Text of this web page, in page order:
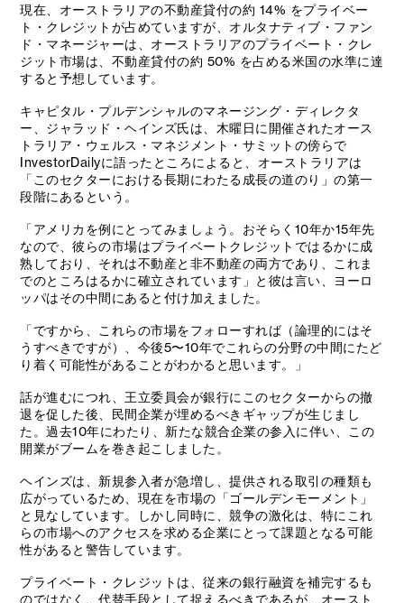
現在、オーストラリアの不動産貸付の約 14% をプライベー
ト・クレジットが占めていますが、オルタナティブ・ファン
ド・マネージャーは、オーストラリアのプライベート・クレ
ジット市場は、不動産貸付の約 50% を占める米国の水準に達
すると予想しています。
キャピタル・プルデンシャルのマネージング・ディレクタ
ー、ジャラッド・ヘインズ氏は、木曜日に開催されたオース
トラリア・ウェルス・マネジメント・サミットの傍らで
InvestorDailyに語ったところによると、オーストラリアは
「このセクターにおける長期にわたる成長の道のり」の第一
段階にあるという。
「アメリカを例にとってみましょう。おそらく10年か15年先
なので、彼らの市場はプライベートクレジットではるかに成
熟しており、それは不動産と非不動産の両方であり、これま
でのところはるかに確立されています」と彼は言い、ヨーロ
ッパはその中間にあると付け加えました。
「ですから、これらの市場をフォローすれば（論理的にはそ
うすべきですが）、今後5〜10年でこれらの分野の中間にたど
り着く可能性があることがわかると思います。」
話が進むにつれ、王立委員会が銀行にこのセクターからの撤
退を促した後、民間企業が埋めるべきギャップが生じまし
た。過去10年にわたり、新たな競合企業の参入に伴い、この
開業がブームを巻き起こしました。
ヘインズは、新規参入者が急増し、提供される取引の種類も
広がっているため、現在を市場の「ゴールデンモーメント」
と見なしています。しかし同時に、競争の激化は、特にこれ
らの市場へのアクセスを求める企業にとって課題となる可能
性があると警告しています。
プライベート・クレジットは、従来の銀行融資を補完するも
のではなく、代替手段として捉えるべきであるが、オースト